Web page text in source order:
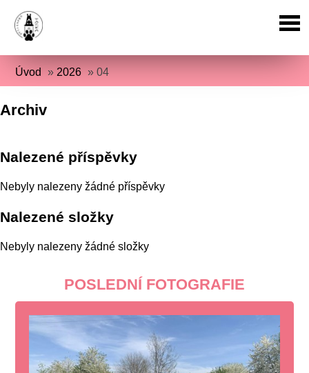
Úvod » 2026 »04
Archiv
Nalezené příspěvky
Nebyly nalezeny žádné příspěvky
Nalezené složky
Nebyly nalezeny žádné složky
POSLEDNÍ FOTOGRAFIE